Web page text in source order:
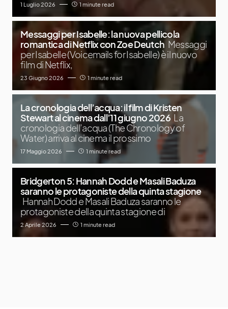
1 Luglio 2026 1 minute read
Messaggi per Isabelle: la nuova pellicola
romantica di Netflix con Zoe Deutch Messaggi
per Isabelle (Voicemails for Isabelle) è il nuovo
film di Netflix,
23 Giugno 2026 1 minute read
La cronologia dell’acqua: il film di Kristen
Stewart al cinema dall’11 giugno 2026 La
cronologia dell’acqua (The Chronology of
Water) arriva al cinema il prossimo
17 Maggio 2026 1 minute read
Bridgerton 5: Hannah Dodd e Masali Baduza
saranno le protagoniste della quinta stagione
Hannah Dodd e Masali Baduza saranno le
protagoniste della quinta stagione di
2 Aprile 2026 1 minute read